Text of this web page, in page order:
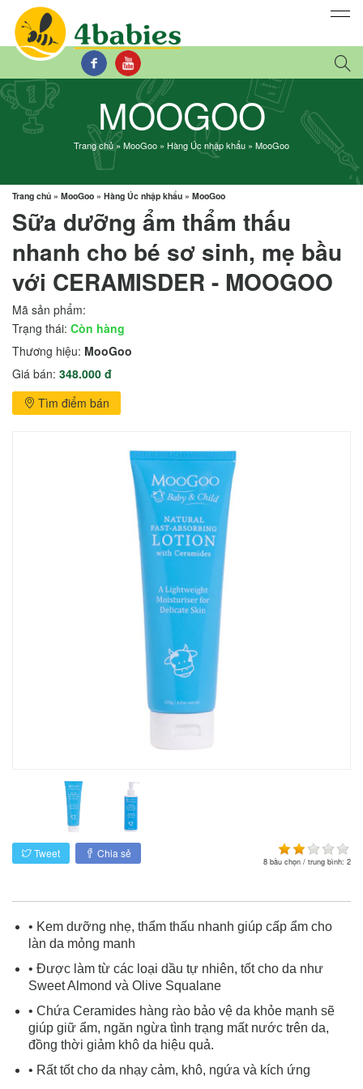
MOOGOO
Trang chủ»MooGoo » Hàng Úc nhập khẩu » MooGoo
Trang chủ » MooGoo » Hàng Úc nhập khẩu » MooGoo
Sữa dưỡng ẩm thẩm thấu
nhanh cho bé sơ sinh, mẹ bầu
với CERAMISDER - MOOGOO
Mã sản phẩm:
Trạng thái: Còn hàng
Thương hiệu: MooGoo
Giá bán: 348.000 đ
Tìm điểm bán
8 bầu chọn / trung bình: 2
Tweet Chia sẻ
• Kem dưỡng nhẹ, thẩm thấu nhanh giúp cấp ẩm cho
làn da mỏng manh
• Được làm từ các loại dầu tự nhiên, tốt cho da như
Sweet Almond và Olive Squalane
• Chứa Ceramides hàng rào bảo vệ da khỏe mạnh sẽ
giúp giữ ẩm, ngăn ngừa tình trạng mất nước trên da,
đồng thời giảm khô da hiệu quả.
• Rất tốt cho da nhạy cảm, khô, ngứa và kích ứng